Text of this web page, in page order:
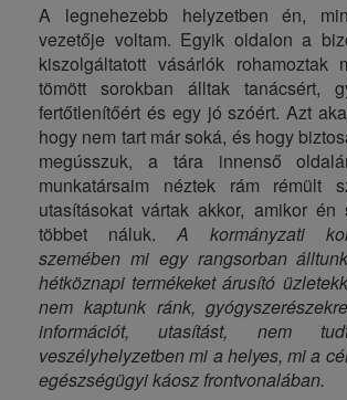
A legnehezebb helyzetben én,
vezetője voltam. Egyik oldalon a
kiszolgáltatott vásárlók rohamoztak
tömött sorokban álltak tanácsért,
fertőtlenítőért és egy jó szóért. Azt
hogy nem tart már soká, és hogy
megússzuk, a tára innenső
munkatársaim néztek rám rémült
utasításokat vártak akkor, amikor én
többet náluk.A kormányzati
szemében mi egy rangsorban
hétköznapi termékeket árusító
nem kaptunk ránk,
információt, utasítást, nem
veszélyhelyzetben mi a helyes, mi a
egészségügyi káosz frontvonalában.